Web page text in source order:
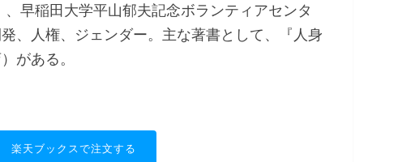
早稲田大学平山郁夫記念ボランティアセンタ
、人権、ジェンダー。主な著書として、『人身
がある。
楽天ブックスで注文する